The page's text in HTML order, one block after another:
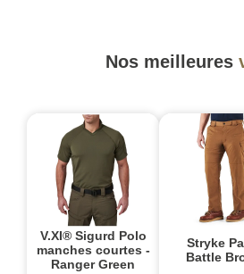
Nos meilleures
V.XI® Sigurd Polo
manches courtes -
Ranger Green
Stryke
Battle